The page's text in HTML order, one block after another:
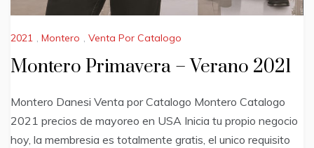
2021 Montero Venta Por Catalogo
Montero Primavera – Verano 2021
Montero Danesi Venta por Catalogo Montero Catalogo
2021 precios de mayoreo en USA Inicia tu propio negocio
hoy, la membresia es totalmente gratis, el unico requisito